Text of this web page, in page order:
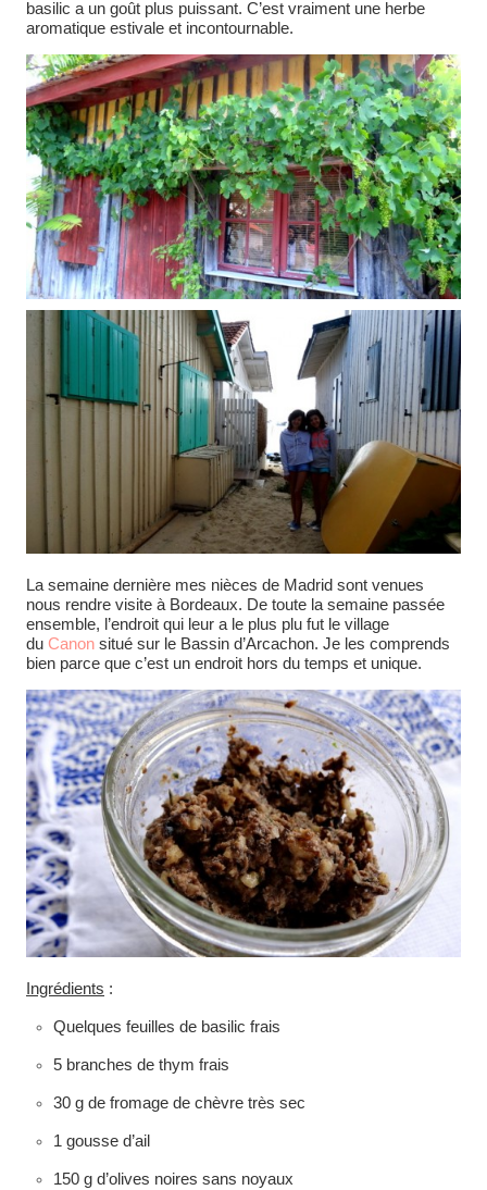
basilic a un goût plus puissant. C’est vraiment une herbe
aromatique estivale et incontournable.
La semaine dernière mes nièces de Madrid sont venues
nous rendre visite à Bordeaux. De toute la semaine passée
ensemble, l’endroit qui leur a le plus plu fut le village
du Canon situé sur le Bassin d’Arcachon. Je les comprends
bien parce que c’est un endroit hors du temps et unique.
Ingrédients :
Quelques feuilles de basilic frais
5 branches de thym frais
30 g de fromage de chèvre très sec
1 gousse d’ail
150 g d’olives noires sans noyaux